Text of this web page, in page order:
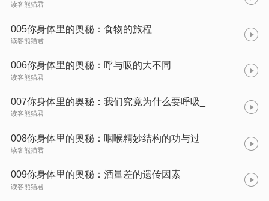
读客熊猫君
005你身体里的奥秘：食物的旅程
读客熊猫君
006你身体里的奥秘：呼与吸的大不同
读客熊猫君
007你身体里的奥秘：我们究竟为什么要呼吸_
读客熊猫君
008你身体里的奥秘：咽喉精妙结构的功与过
读客熊猫君
009你身体里的奥秘：酒量差的遗传因素
读客熊猫君